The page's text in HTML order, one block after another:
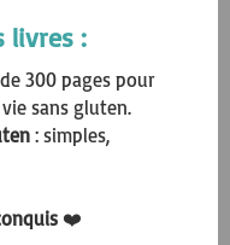
contre il va falloir
🙂
livres :
300 pages pour
sans gluten.
: simples,
❤️